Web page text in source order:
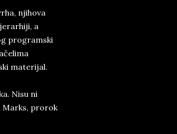
njihova
a
programski
materijal.
Nisu ni
Marks, prorok